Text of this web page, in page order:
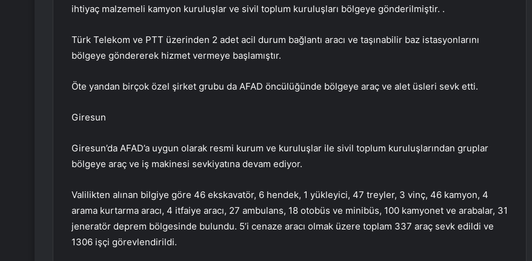
ihtiyaç malzemeli kamyon kuruluşlar ve sivil toplum kuruluşları bölgeye gönderilmiştir. .
Türk Telekom ve PTT üzerinden 2 adet acil durum bağlantı aracı ve taşınabilir baz istasyonlarını
bölgeye göndererek hizmet vermeye başlamıştır.
Öte yandan birçok özel şirket grubu da AFAD öncülüğünde bölgeye araç ve alet üsleri sevk etti.
Giresun
Giresun’da AFAD’a uygun olarak resmi kurum ve kuruluşlar ile sivil toplum kuruluşlarından gruplar
bölgeye araç ve iş makinesi sevkiyatına devam ediyor.
Valilikten alınan bilgiye göre 46 ekskavatör, 6 hendek, 1 yükleyici, 47 treyler, 3 vinç, 46 kamyon, 4
arama kurtarma aracı, 4 itfaiye aracı, 27 ambulans, 18 otobüs ve minibüs, 100 kamyonet ve arabalar, 31
jeneratör deprem bölgesinde bulundu. 5’i cenaze aracı olmak üzere toplam 337 araç sevk edildi ve
1306 işçi görevlendirildi.